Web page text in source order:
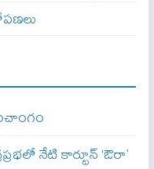
నేటి కార్టూన్ ‘ఔరా’